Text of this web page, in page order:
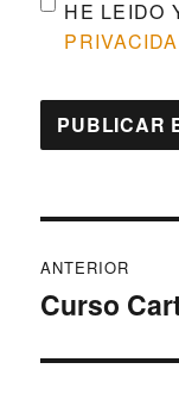
HE LEIDO
de
ANTERIOR
Entrada
Curso